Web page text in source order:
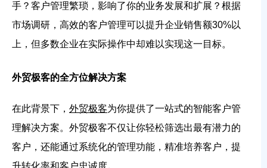
手？客户管理繁琐，影响了你的业务发展和扩展？根据
市场调研，高效的客户管理可以提升企业销售额30%以
上，但多数企业在实际操作中却难以实现这一目标。
外贸极客的全方位解决方案
在此背景下， 外贸极客为你提供了一站式的智能客户管
理解决方案。外贸极客不仅让你轻松筛选出最有潜力的
客户，还能通过系统化的管理功能，精准培养客户，提
升转化率和客户忠诚度。